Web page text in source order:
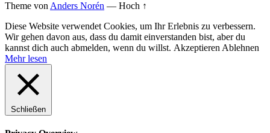
Theme von Anders Norén — Hoch ↑
Diese Website verwendet Cookies, um Ihr Erlebnis zu verbessern.
Wir gehen davon aus, dass du damit einverstanden bist, aber du
kannst dich auch abmelden, wenn du willst. Akzeptieren Ablehnen
Mehr lesen
Schließen